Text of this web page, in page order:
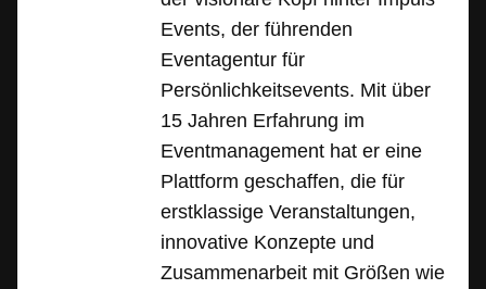
Events, der führenden
Eventagentur für
Persönlichkeitsevents. Mit über
15 Jahren Erfahrung im
Eventmanagement hat er eine
Plattform geschaffen, die für
erstklassige Veranstaltungen,
innovative Konzepte und
Zusammenarbeit mit Größen wie